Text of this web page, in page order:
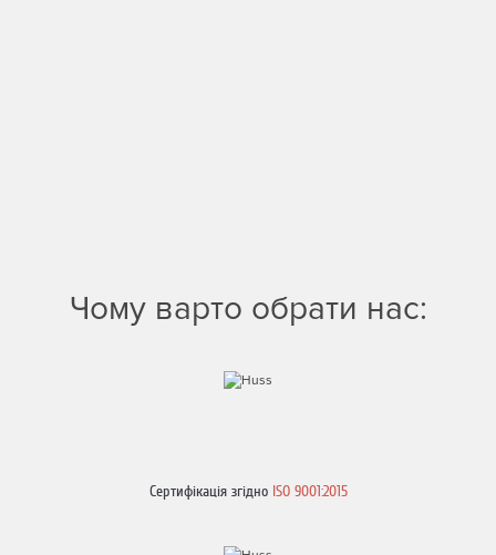
Чому варто обрати нас:
Сертифікація згідноISO 9001:2015